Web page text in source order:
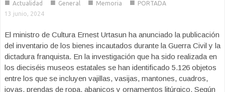
■ Actualidad ■ General ■ Memoria ■ PORTADA
13 junio, 2024
El ministro de Cultura Ernest Urtasun ha anunciado la publicación
del inventario de los bienes incautados durante la Guerra Civil y la
dictadura franquista. En la investigación que ha sido realizada en
los dieciséis museos estatales se han identificado 5.126 objetos
entre los que se incluyen vajillas, vasijas, mantones, cuadros,
joyas, prendas de ropa, abanicos y ornamentos litúrgico. Según